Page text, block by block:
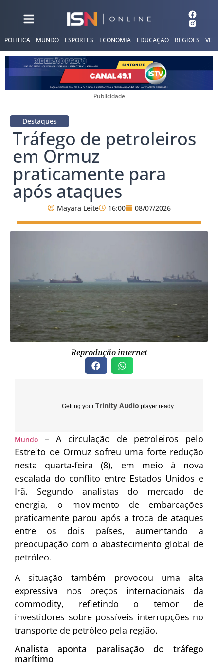
POLÍTICA MUNDO ESPORTES ECONOMIA EDUCAÇÃO REGIÕES
Publicidade
Destaques
Tráfego de petroleiros
em Ormuz
praticamente para
após ataques
Mayara Leite 16:00 08/07/2026
Reprodução internet
Getting your Trinity Audio player ready...
Mundo
– A circulação de petroleiros pelo
Estreito de Ormuz sofreu uma forte redução
nesta quarta-feira (8), em meio à nova
escalada do conflito entre Estados Unidos e
Irã. Segundo analistas do mercado de
energia, o movimento de embarcações
praticamente parou após a troca de ataques
entre os dois países, aumentando a
preocupação com o abastecimento global de
petróleo.
A situação também provocou uma alta
expressiva nos preços internacionais da
commodity, refletindo o temor de
investidores sobre possíveis interrupções no
transporte de petróleo pela região.
Analista aponta paralisação do tráfego
marítimo